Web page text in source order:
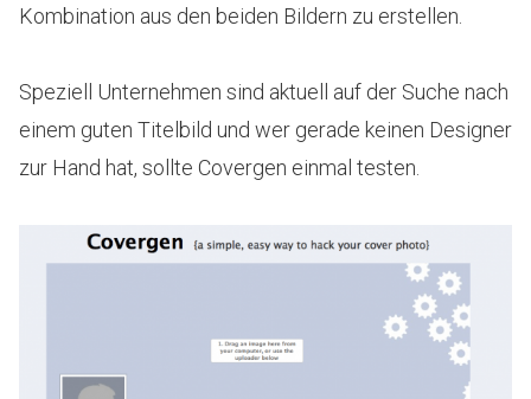
Kombination aus den beiden Bildern zu erstellen.
Speziell Unternehmen sind aktuell auf der Suche nach
einem guten Titelbild und wer gerade keinen Designer
zur Hand hat, sollte Covergen einmal testen.